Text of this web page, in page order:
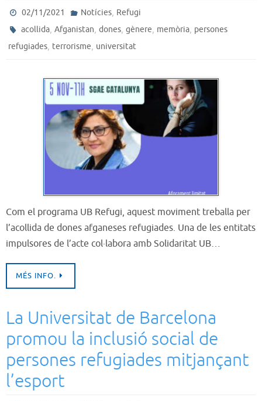
02/11/2021 Notícies, Refugi
acollida,Afganistan,dones,gènere, memòria, persones
refugiades, terrorisme, universitat
Com el programa UB Refugi, aquest moviment treballa per
l’acollida de dones afganeses refugiades. Una de les entitats
impulsores de l’acte col·labora amb Solidaritat UB…
MÉS INFO.
La Universitat de Barcelona
promou la inclusió social de
persones refugiades mitjançant
l’esport